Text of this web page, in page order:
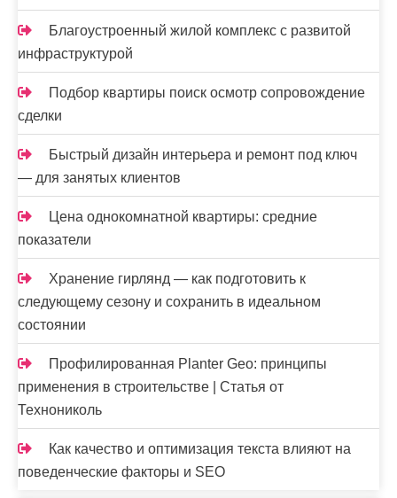
Благоустроенный жилой комплекс с развитой
инфраструктурой
Подбор квартиры поиск осмотр сопровождение
сделки
Быстрый дизайн интерьера и ремонт под ключ
— для занятых клиентов
Цена однокомнатной квартиры: средние
показатели
Хранение гирлянд — как подготовить к
следующему сезону и сохранить в идеальном
состоянии
Профилированная Planter Geo: принципы
применения в строительстве | Статья от
Технониколь
Как качество и оптимизация текста влияют на
поведенческие факторы и SEO